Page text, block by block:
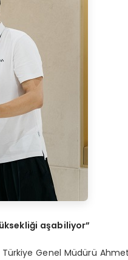
ksekliği aşabiliyor”
Genel Müdürü